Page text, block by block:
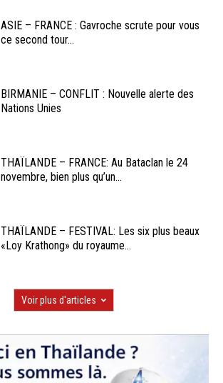
ASIE – FRANCE : Gavroche scrute pour vous
ce second tour...
BIRMANIE – CONFLIT : Nouvelle alerte des
Nations Unies
THAÏLANDE – FRANCE: Au Bataclan le 24
novembre, bien plus qu’un...
THAÏLANDE – FESTIVAL: Les six plus beaux
«Loy Krathong» du royaume...
Voir plus d'articles